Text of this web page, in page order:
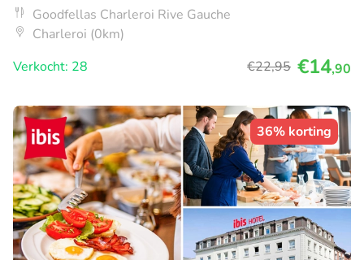
Goodfellas Charleroi Rive Gauche
Charleroi (0km)
Verkocht: 28
€22,95 €14,90
36% korting